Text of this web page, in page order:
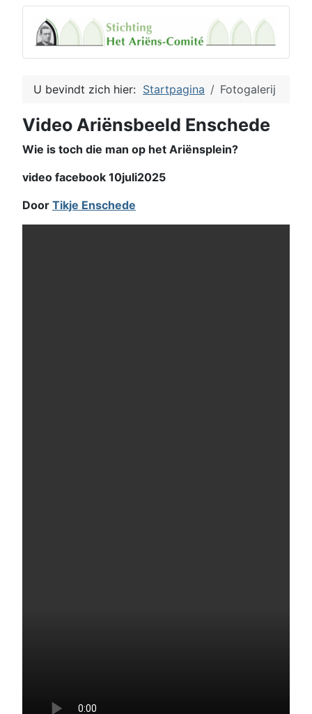
U bevindt zich hier: Startpagina Fotogalerij
Video Ariënsbeeld Enschede
Wie is toch die man op het Ariënsplein?
video facebook 10juli2025
Door Tikje Enschede